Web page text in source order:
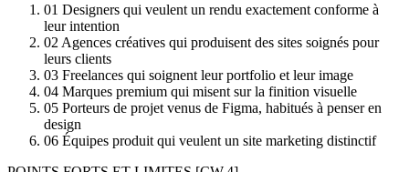
01 Designers qui veulent un rendu exactement conforme à
leur intention
02 Agences créatives qui produisent des sites soignés pour
leurs clients
03 Freelances qui soignent leur portfolio et leur image
04 Marques premium qui misent sur la finition visuelle
05 Porteurs de projet venus de Figma, habitués à penser en
design
06 Équipes produit qui veulent un site marketing distinctif